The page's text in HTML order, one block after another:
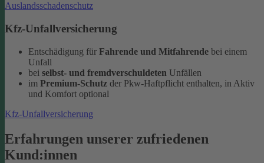
Auslandsschadenschutz
Kfz-Unfallversicherung
Entschädigung für Fahrende und Mitfahrende bei einem
Unfall
bei selbst- und fremdverschuldeten Unfällen
im Premium-Schutz der Pkw-Haftpflicht enthalten, in Aktiv
und Komfort optional
Kfz-Unfallversicherung
Erfahrungen unserer zufriedenen
Kund:innen